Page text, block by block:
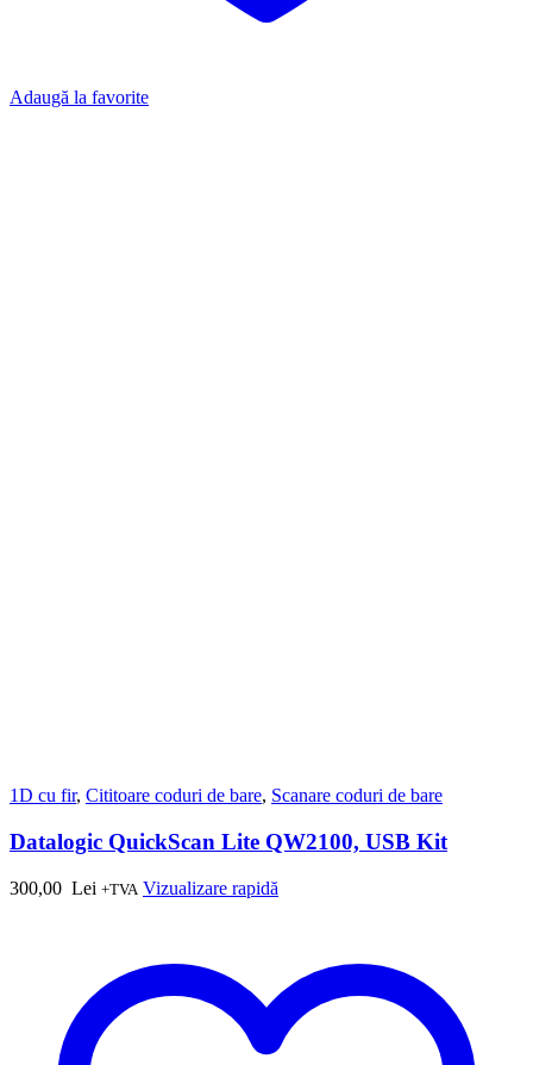
Adaugă la favorite
1D cu fir, Cititoare coduri de bare, Scanare coduri de bare
Datalogic QuickScan Lite QW2100, USB Kit
300,00 Lei +TVA Vizualizare rapidă